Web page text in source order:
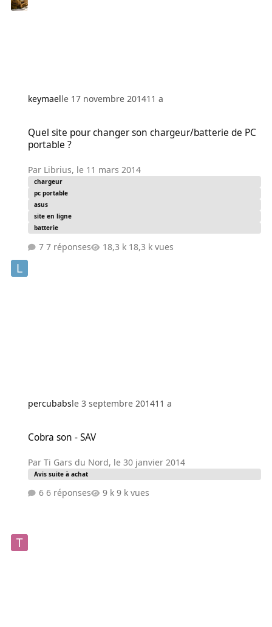
keymaelle 17 novembre 201411 a
Quel site pour changer son chargeur/batterie de PC
portable ?
Par Librius, le 11 mars 2014
chargeur
pc portable
asus
site en ligne
batterie
7 réponses 18,3 k vues
percubabsle 3 septembre 201411 a
Cobra son - SAV
ParTi Gars du Nord, le 30 janvier 2014
Avis suite à achat
6 réponses 9 k vues